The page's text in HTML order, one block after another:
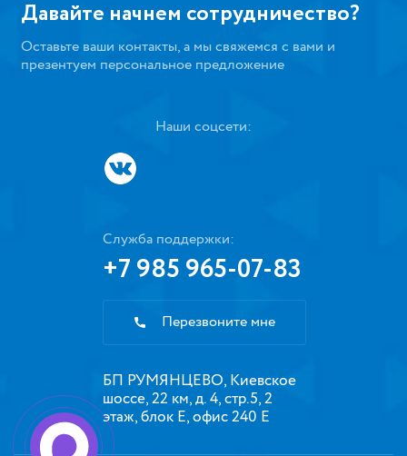
Давайте начнем сотрудничество?
Оставьте ваши контакты, а мы свяжемся с вами и
презентуем персональное предложение
Наши соцсети:
Служба поддержки:
+7 985 965-07-83
Перезвоните мне
БП РУМЯНЦЕВО, Киевское
шоссе, 22 км, д. 4, стр.5, 2
этаж, блок Е, офис 240 Е